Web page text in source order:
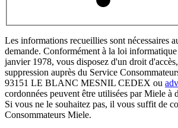
Les informations recueillies sont nécessaires
demande. Conformément à la loi
janvier 1978, vous disposez d'un droit
suppression auprès du Service
93151 LE BLANC MESNIL CEDEX ou
cordonnées peuvent être utilisées par Miele à
Si vous ne le souhaitez pas, il vous suffit de
Consommateurs Miele.